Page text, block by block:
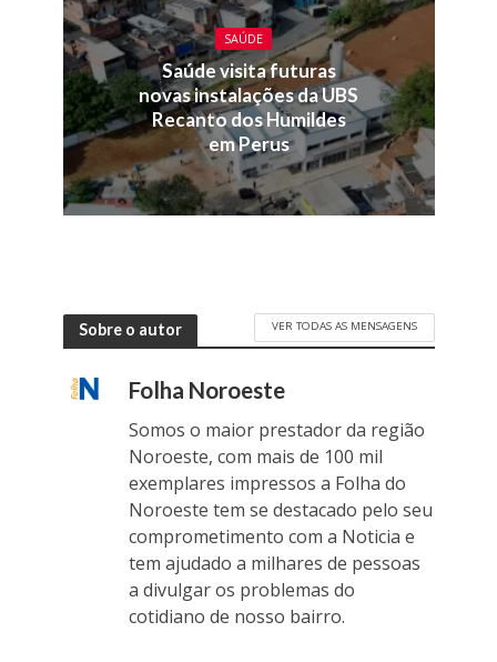
SAÚDE
Saúde visita futuras
novas instalações da UBS
Recanto dos Humildes
em Perus
Sobre o autor VER TODAS AS MENSAGENS
Folha Noroeste
Somos o maior prestador da região
Noroeste, com mais de 100 mil
exemplares impressos a Folha do
Noroeste tem se destacado pelo seu
comprometimento com a Noticia e
tem ajudado a milhares de pessoas
a divulgar os problemas do
cotidiano de nosso bairro.